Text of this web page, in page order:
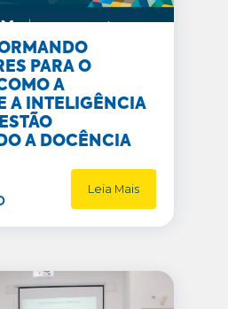
PARA O
A
A INTELIGÊNCIA
A DOCÊNCIA
Leia Mais